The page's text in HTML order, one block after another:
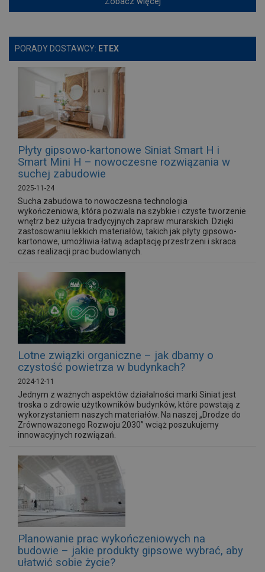
PORADY DOSTAWCY: ETEX
Płyty gipsowo-kartonowe Siniat Smart H i
Smart Mini H – nowoczesne rozwiązania w
suchej zabudowie
2025-11-24
Sucha zabudowa to nowoczesna technologia
wykończeniowa, która pozwala na szybkie i czyste tworzenie
wnętrz bez użycia tradycyjnych zapraw murarskich. Dzięki
zastosowaniu lekkich materiałów, takich jak płyty gipsowo-
kartonowe, umożliwia łatwą adaptację przestrzeni i skraca
czas realizacji prac budowlanych.
Lotne związki organiczne – jak dbamy o
czystość powietrza w budynkach?
2024-12-11
Jednym z ważnych aspektów działalności marki Siniat jest
troska o zdrowie użytkowników budynków, które powstają z
wykorzystaniem naszych materiałów. Na naszej „Drodze do
Zrównoważonego Rozwoju 2030” wciąż poszukujemy
innowacyjnych rozwiązań.
Planowanie prac wykończeniowych na
budowie – jakie produkty gipsowe wybrać, aby
ułatwić sobie życie?